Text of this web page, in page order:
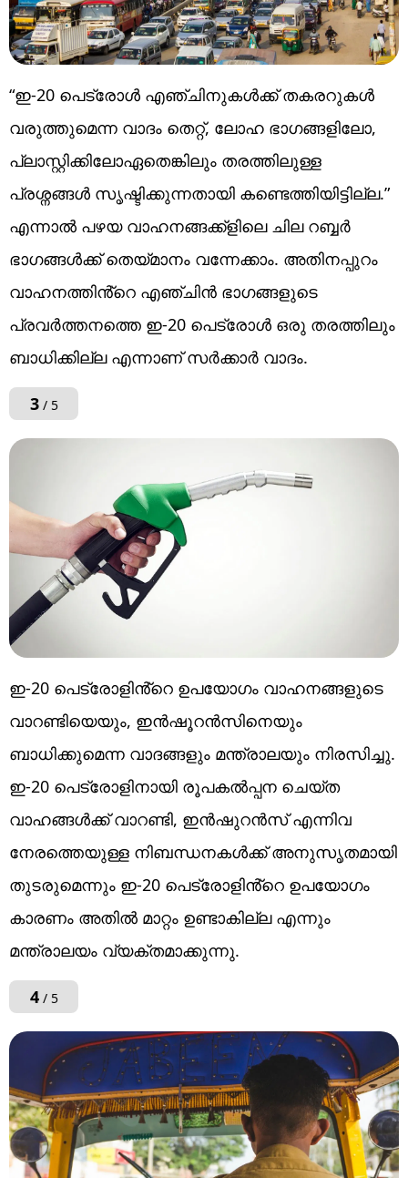
“ഇ-20 പെട്രോൾ എഞ്ചിനുകൾക്ക് തകരറുകൾ
വരുത്തുമെന്ന വാദം തെറ്റ്, ലോഹ ഭാഗങ്ങളിലോ,
പ്ലാസ്റ്റിക്കിലോഏതെങ്കിലും തരത്തിലുള്ള
പ്രശ്നങ്ങൾ സൃഷ്ടിക്കുന്നതായി കണ്ടെത്തിയിട്ടില്ല.”
എന്നാൽ പഴയ വാഹനങ്ങക്ക്ളിലെ ചില റബ്ബർ
ഭാഗങ്ങൾക്ക് തെയ്മാനം വന്നേക്കാം. അതിനപ്പുറം
വാഹനത്തിൻ്റെ എഞ്ചിൻ ഭാഗങ്ങളുടെ
പ്രവർത്തനത്തെ ഇ-20 പെട്രോൾ ഒരു തരത്തിലും
ബാധിക്കില്ല എന്നാണ് സർക്കാർ വാദം.
3/ 5
ഇ-20 പെട്രോളിൻ്റെ ഉപയോഗം വാഹനങ്ങളുടെ
വാറണ്ടിയെയും, ഇൻഷൂറൻസിനെയും
ബാധിക്കുമെന്ന വാദങ്ങളും മന്ത്രാലയും നിരസിച്ചു.
ഇ-20 പെട്രോളിനായി രൂപകൽപ്പന ചെയ്ത
വാഹങ്ങൾക്ക് വാറണ്ടി, ഇൻഷുറൻസ് എന്നിവ
നേരത്തെയുള്ള നിബന്ധനകൾക്ക് അനുസൃതമായി
തുടരുമെന്നും ഇ-20 പെട്രോളിൻ്റെ ഉപയോഗം
കാരണം അതിൽ മാറ്റം ഉണ്ടാകില്ല എന്നും
മന്ത്രാലയം വ്യക്തമാക്കുന്നു.
4/ 5